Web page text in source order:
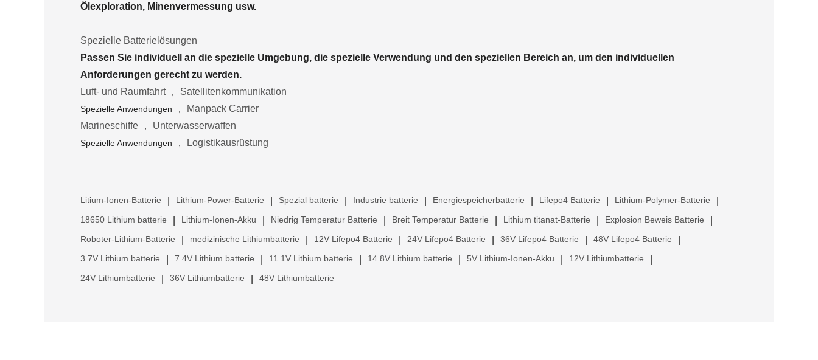
Ölexploration, Minenvermessung usw.
Spezielle Batterielösungen
Passen Sie individuell an die spezielle Umgebung, die spezielle Verwendung und den speziellen Bereich an, um den individuellen
Anforderungen gerecht zu werden.
Luft- und Raumfahrt ， Satellitenkommunikation
Spezielle Anwendungen ， Manpack Carrier
Marineschiffe ， Unterwasserwaffen
Spezielle Anwendungen ， Logistikausrüstung
Litium-Ionen-Batterie Lithium-Power-Batterie Spezial batterie Industrie batterie Energiespeicherbatterie Lifepo4 Batterie Lithium-Polymer-Batterie
18650 Lithium batterie Lithium-Ionen-Akku Niedrig Temperatur Batterie Breit Temperatur Batterie Lithium titanat-Batterie Explosion Beweis Batterie
Roboter-Lithium-Batterie medizinische Lithiumbatterie 12V Lifepo4 Batterie 24V Lifepo4 Batterie 36V Lifepo4 Batterie 48V Lifepo4 Batterie
3.7V Lithium batterie 7.4V Lithium batterie 11.1V Lithium batterie 14.8V Lithium batterie 5V Lithium-Ionen-Akku 12V Lithiumbatterie
24V Lithiumbatterie 36V Lithiumbatterie 48V Lithiumbatterie